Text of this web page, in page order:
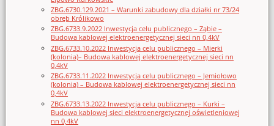
ZBG.6730.129.2021 – Warunki zabudowy dla działki nr 73/24
obręb Królikowo
ZBG.6733.9.2022 Inwestycja celu publicznego – Ząbie –
Budowa kablowej elektroenergetycznej sieci nn 0,4kV
ZBG.6733.10.2022 Inwestycja celu publicznego – Mierki
(kolonia)– Budowa kablowej elektroenergetycznej sieci nn
0,4kV
ZBG.6733.11.2022 Inwestycja celu publicznego – Jemiołowo
(kolonia) – Budowa kablowej elektroenergetycznej sieci nn
0,4kV
ZBG.6733.13.2022 Inwestycja celu publicznego – Kurki –
Budowa kablowej sieci elektroenergetycznej oświetleniowej
nn 0,4kV